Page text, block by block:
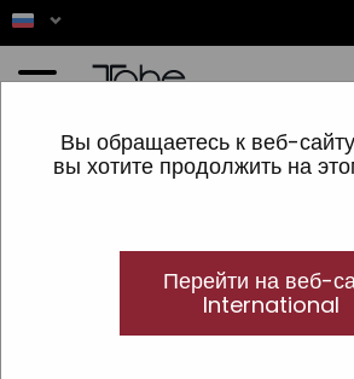
Вы обращаетесь к веб-
вы хотите продолжить на
Перейти на веб-
International
Botanic Sun » Набор: шампунь, крем для волос,